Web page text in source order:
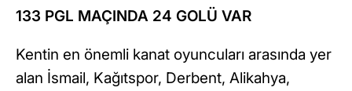
133 PGL MAÇINDA 24 GOLÜ VAR
Kentin en önemli kanat oyuncuları arasında yer
alan İsmail, Kağıtspor, Derbent, Alikahya,